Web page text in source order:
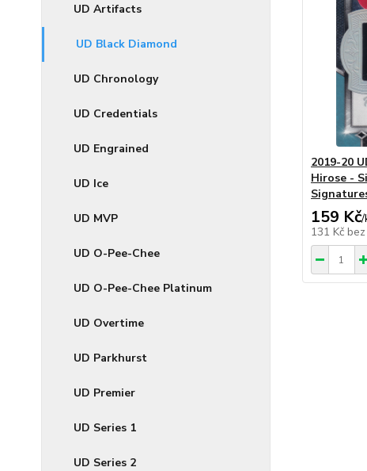
UD Artifacts
UD Black Diamond
UD Chronology
UD Credentials
UD Engrained
UD Ice
UD MVP
UD O-Pee-Chee
UD O-Pee-Chee Platinum
UD Overtime
UD Parkhurst
UD Premier
UD Series 1
UD Series 2
2019-20
Hirose -
159 Kč/
131 Kč